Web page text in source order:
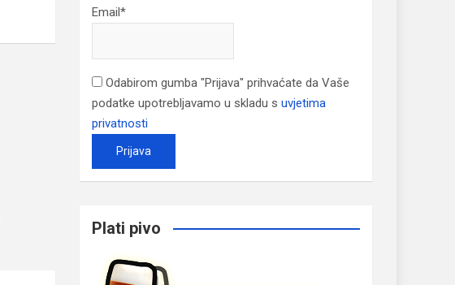
Email*
Odabirom gumba "Prijava" prihvaćate da Vaše
podatke upotrebljavamo u skladu s uvjetima
privatnosti
Plati pivo